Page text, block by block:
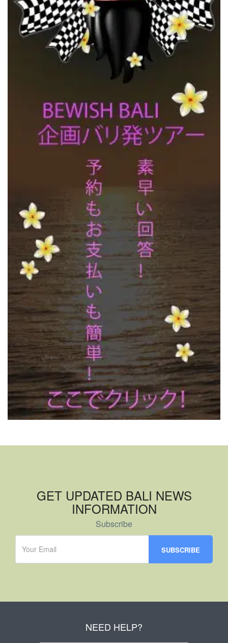
GET UPDATED BALI NEWS
INFORMATION
Subscribe
NEED HELP?